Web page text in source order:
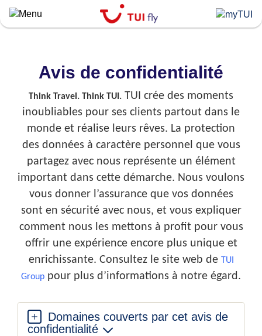
Skip
to
Avis de confidentialité
Think Travel. Think TUI. TUI crée des moments
inoubliables pour ses clients partout dans le
monde et réalise leurs rêves. La protection
des données à caractère personnel que vous
partagez avec nous représente un élément
important dans cette démarche. Nous voulons
vous donner l’assurance que vos données
sont en sécurité avec nous, et vous expliquer
comment nous les mettons à profit pour vous
offrir une expérience encore plus unique et
enrichissante. Consultez le site web de
TUI
Group pour plus d’informations à notre égard.
Domaines couverts par cet avis de
confidentialité